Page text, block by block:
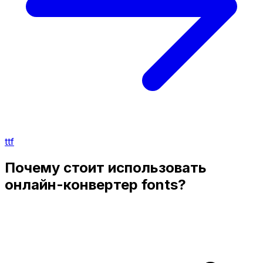
ttf
Почему стоит использовать
онлайн-конвертер fonts?